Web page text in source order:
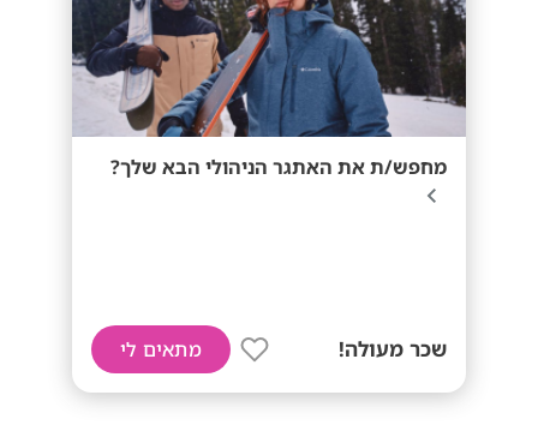
מחפש/ת את האתגר הניהולי הבא שלך?
שכר מעולה! מתאים לי